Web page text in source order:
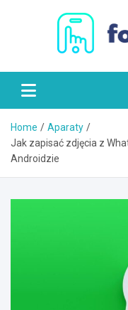
Home
Aparaty
Jak zapisać zdjęcia z
Androidzie